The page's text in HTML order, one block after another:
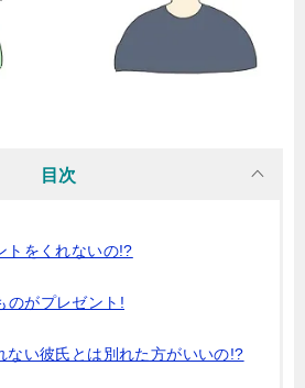
目次
トをくれないの!?
のがプレゼント!
ない彼氏とは別れた方がいいの!?